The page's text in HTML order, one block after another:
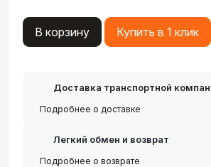
В корзину Купить в 1 клик
Доставка транспортной
Подробнее о доставке
Легкий обмен и возврат
Подробнее о возврате